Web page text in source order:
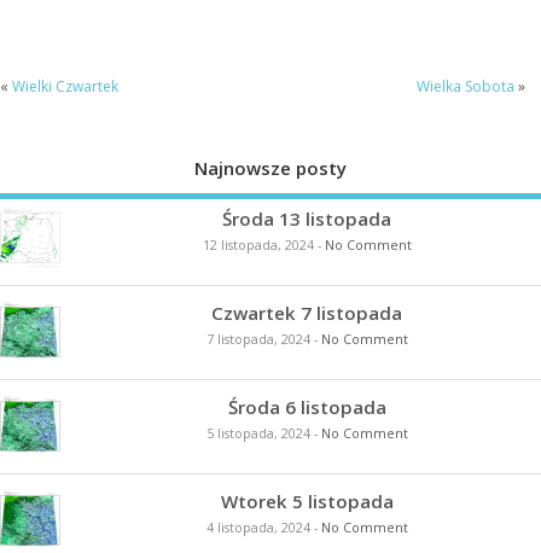
« Wielki Czwartek Wielka Sobota »
Najnowsze posty
Środa 13 listopada
12 listopada, 2024- No Comment
Czwartek 7 listopada
7 listopada, 2024- No Comment
Środa 6 listopada
5 listopada, 2024- No Comment
Wtorek 5 listopada
4 listopada, 2024- No Comment